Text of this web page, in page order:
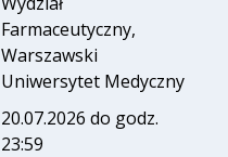
Farmaceutyczny,
Warszawski
Uniwersytet Medyczny
20.07.2026 do godz.
23:59